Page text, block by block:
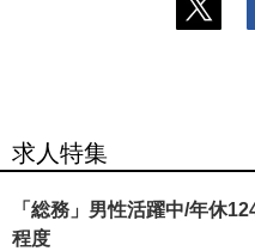
求人特集
「総務」男性活躍中/年休
程度